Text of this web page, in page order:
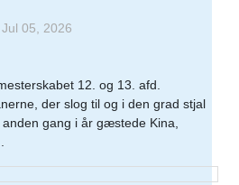
Jul 05, 2026
12. og 13. afd.
der slog til og i den grad stjal
gang i år gæstede Kina,